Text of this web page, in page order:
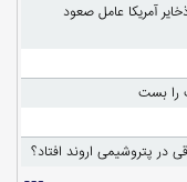
آمریکا عامل صعود
در پتروشیمی اروند افتاد؟